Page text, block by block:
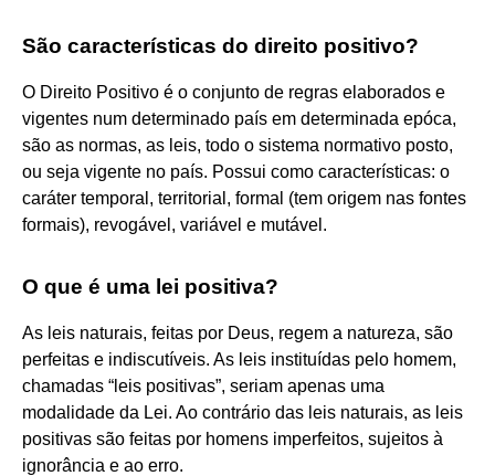
São características do direito positivo?
O Direito Positivo é o conjunto de regras elaborados e
vigentes num determinado país em determinada epóca,
são as normas, as leis, todo o sistema normativo posto,
ou seja vigente no país. Possui como características: o
caráter temporal, territorial, formal (tem origem nas fontes
formais), revogável, variável e mutável.
O que é uma lei positiva?
As leis naturais, feitas por Deus, regem a natureza, são
perfeitas e indiscutíveis. As leis instituídas pelo homem,
chamadas “leis positivas”, seriam apenas uma
modalidade da Lei. Ao contrário das leis naturais, as leis
positivas são feitas por homens imperfeitos, sujeitos à
ignorância e ao erro.